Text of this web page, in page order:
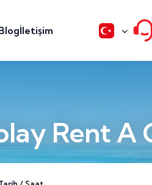
İletişim
Rent A